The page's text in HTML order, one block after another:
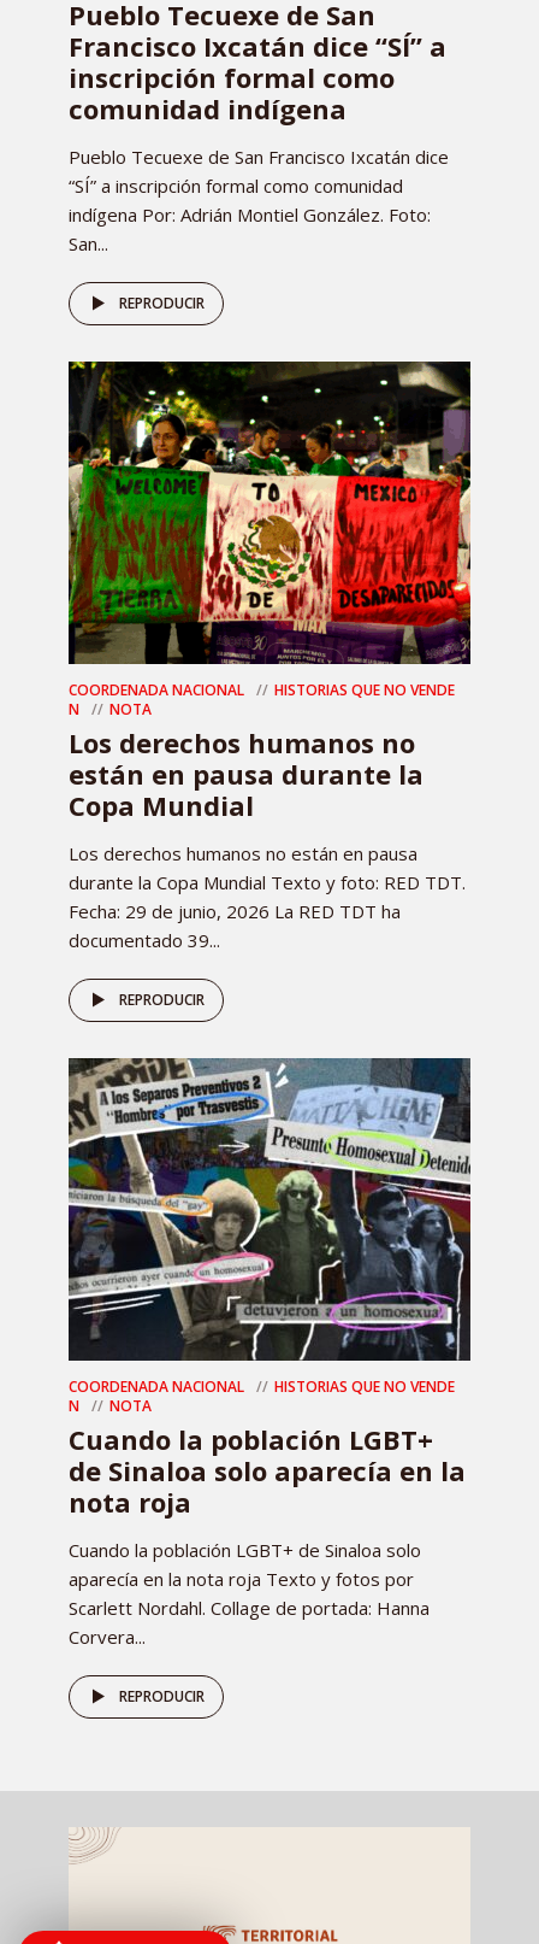
Pueblo Tecuexe de San
Francisco Ixcatán dice “SÍ” a
inscripción formal como
comunidad indígena
Pueblo Tecuexe de San Francisco Ixcatán dice
“SÍ” a inscripción formal como comunidad
indígena Por: Adrián Montiel González. Foto:
San...
REPRODUCIR
COORDENADA NACIONAL
HISTORIAS QUE NO VENDE
N
NOTA
Los derechos humanos no
están en pausa durante la
Copa Mundial
Los derechos humanos no están en pausa
durante la Copa Mundial Texto y foto: RED TDT.
Fecha: 29 de junio, 2026 La RED TDT ha
documentado 39...
REPRODUCIR
COORDENADA NACIONAL
HISTORIAS QUE NO VENDE
N
NOTA
Cuando la población LGBT+
de Sinaloa solo aparecía en la
nota roja
Cuando la población LGBT+ de Sinaloa solo
aparecía en la nota roja Texto y fotos por
Scarlett Nordahl. Collage de portada: Hanna
Corvera...
REPRODUCIR